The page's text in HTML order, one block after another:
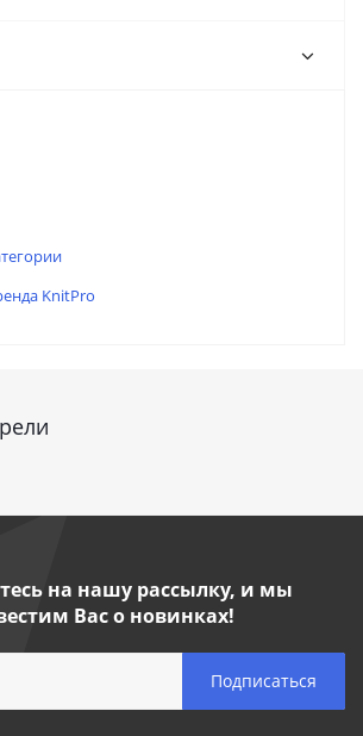
KnitPro
на нашу рассылку, и мы
Вас о новинках!